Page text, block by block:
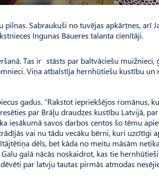
Sabraukuši no tuvējas apkārtnes, arī
Ingunas Baueres talanta cienītāji.
Tas ir stāsts par baltvāciešu muižnieci,
Viņa atbalstīja hernhūtiešu kustību un
gadus. “Rakstot iepriekšējos romānus,
par Brāļu draudzes kustību Lat­vijā,
iesākumā savos darbos centos šo tēmu
vai nu tādu vecāku bērni, kuri uzcītīgi
dēls, bet kāda no meitu māsām
galā nācās noskaidrot, kas tie
par latvju tautas pirmās atmodas